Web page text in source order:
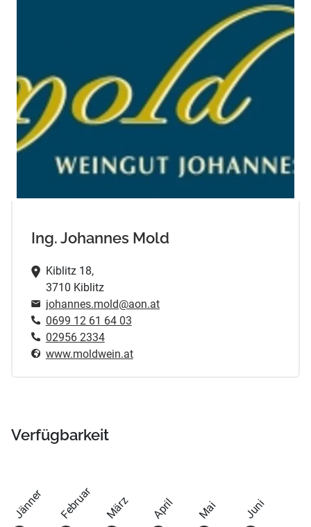
Ing. Johannes Mold
Kiblitz 18,
3710 Kiblitz
johannes.mold@aon.at
0699 12 61 64 03
02956 2334
www.moldwein.at
Verfügbarkeit
Jänner Februar März April Mai Juni